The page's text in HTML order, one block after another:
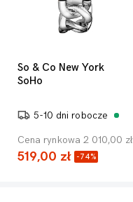
So & Co New York
SoHo
5-10 dni robocze
Cena rynkowa 2 010,00 zł
519,00 zł -74%